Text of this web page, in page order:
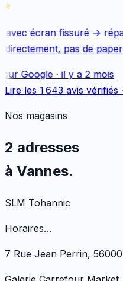
écran fissuré →
pas de
Google· il y a 2 mois
Lire les 1 643 avis vérifiés
Nos magasins
2 adresses
à Vannes.
SLM Tohannic
Horaires…
7 Rue Jean Perrin,